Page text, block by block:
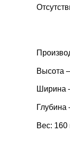
Высота
Ширина
Вес: 160